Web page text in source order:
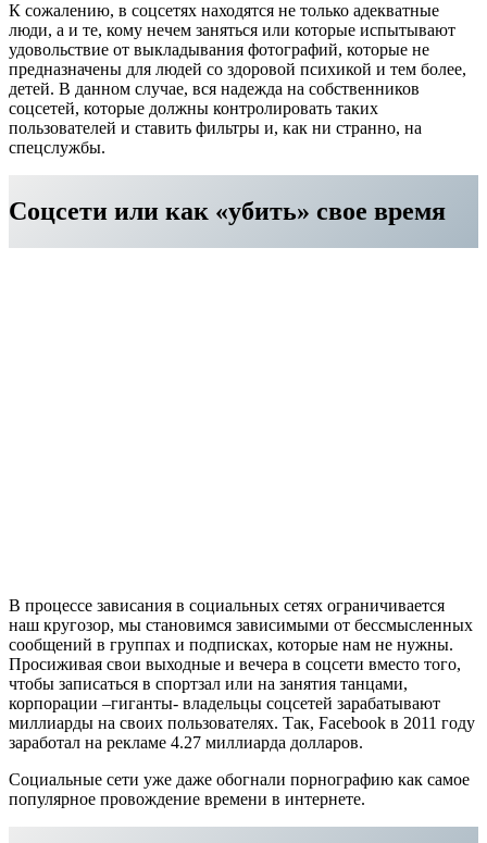
К сожалению, в соцсетях находятся не только адекватные
люди, а и те, кому нечем заняться или которые испытывают
удовольствие от выкладывания фотографий, которые не
предназначены для людей со здоровой психикой и тем более,
детей. В данном случае, вся надежда на собственников
соцсетей, которые должны контролировать таких
пользователей и ставить фильтры и, как ни странно, на
спецслужбы.
Соцсети или как «убить» свое время
В процессе зависания в социальных сетях ограничивается
наш кругозор, мы становимся зависимыми от бессмысленных
сообщений в группах и подписках, которые нам не нужны.
Просиживая свои выходные и вечера в соцсети вместо того,
чтобы записаться в спортзал или на занятия танцами,
корпорации –гиганты- владельцы соцсетей зарабатывают
миллиарды на своих пользователях. Так, Facebook в 2011 году
заработал на рекламе 4.27 миллиарда долларов.
Социальные сети уже даже обогнали порнографию как самое
популярное провождение времени в интернете.